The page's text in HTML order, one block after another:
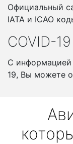
Официальный
IATA и ICAO
COVID-19
С информацией
19, Вы можете